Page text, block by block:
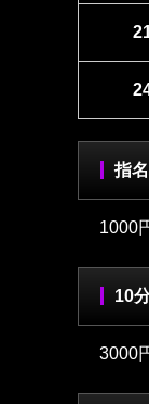
指
1000
10
3000